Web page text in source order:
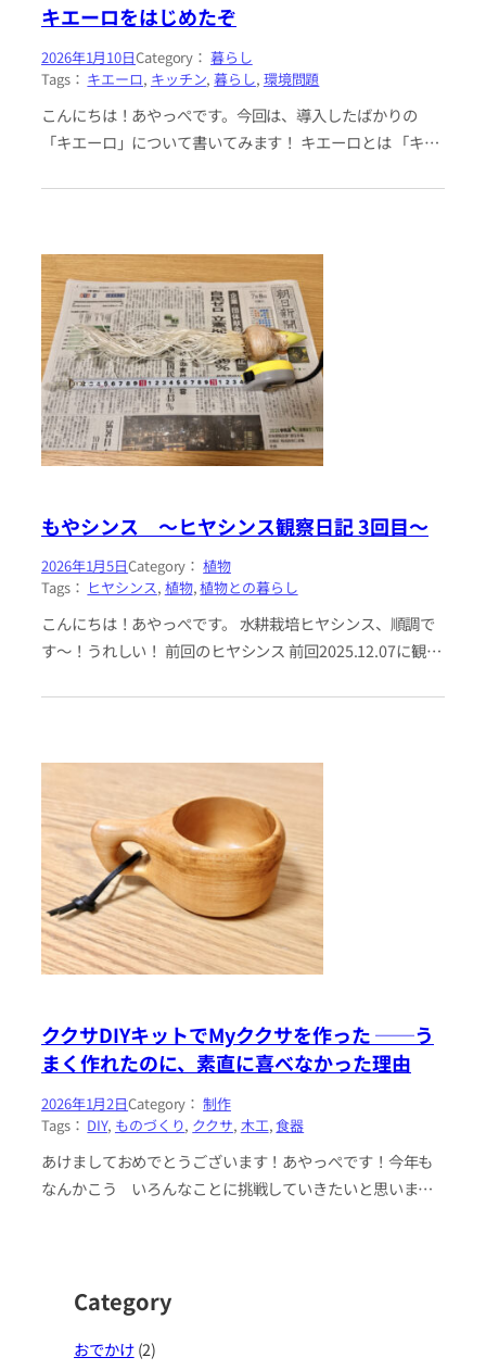
キエーロをはじめたぞ
2026年1月10日Category：暮らし
Tags： キエーロ, キッチン, 暮らし, 環境問題
こんにちは！あやっぺです。今回は、導入したばかりの
「キエーロ」について書いてみます！ キエーロとは 「キエ
入れると微生物が分解し…
もやシンス 〜ヒヤシンス観察日記 3回目〜
2026年1月5日Category：植物
Tags： ヒヤシンス, 植物, 植物との暮らし
こんにちは！あやっぺです。 水耕栽培ヒヤシンス、順調で
す〜！うれしい！ 前回のヒヤシンス 前回2025.12.07に観察
た。 今…
ククサDIYキットでMyククサを作った ──う
まく作れたのに、素直に喜べなかった理由
2026年1月2日Category：制作
Tags： DIY, ものづくり, ククサ, 木工, 食器
あけましておめでとうございます！あやっぺです！今年も
なんかこう いろんなことに挑戦していきたいと思いま
Category
おでかけ(2)